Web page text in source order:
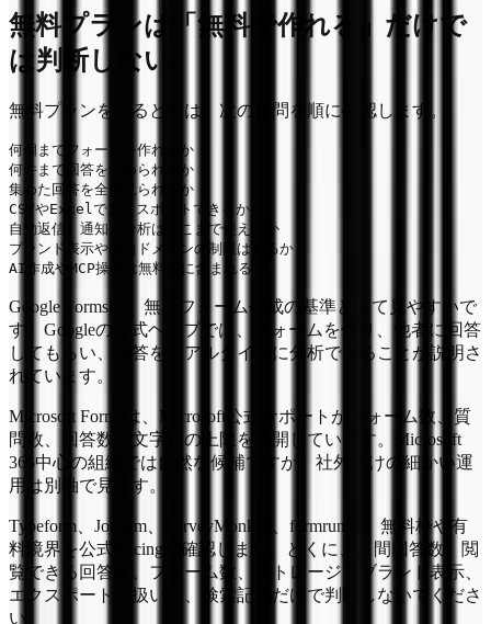
無料プランは「無料で作れる」だけで
は判断しない
無料プランを見るときは、次の質問を順に確認します。
何個までフォームを作れるか
何件まで回答を集められるか
集めた回答を全件見られるか
CSVやExcelでエクスポートできるか
自動返信、通知、分析はどこまで使えるか
ブランド表示や独自ドメインの制限はあるか
Google Formsは、無料フォーム作成の基準として見やすいで
す。Googleの公式ヘルプでは、フォームを作り、他者に回答
してもらい、回答をリアルタイムに分析できることが説明さ
れています。
Microsoft Formsは、Microsoft公式サポートがフォーム数、質
問数、回答数、文字数の上限を公開しています。Microsoft
365中心の組織では自然な候補ですが、社外向けの細かい運
用は別軸で見ます。
Typeform、Jotform、SurveyMonkey、formrunは、無料枠や有
料境界を公式Pricingで確認します。とくに、月間回答数、閲
覧できる回答数、フォーム数、ストレージ、ブランド表示、
エクスポートの扱いは、検索記事だけで判断しないでくださ
い。